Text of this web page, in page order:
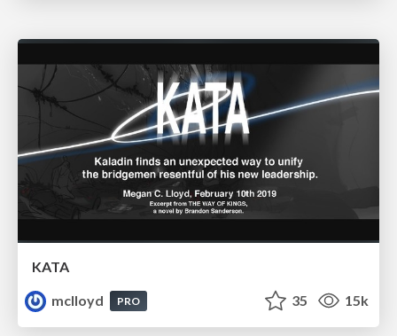
KATA
mclloyd
PRO 35 15k